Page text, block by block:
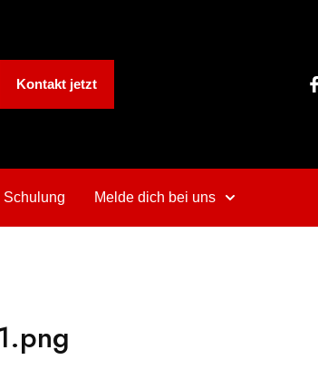
Kontakt jetzt
Schulung Melde dich bei uns